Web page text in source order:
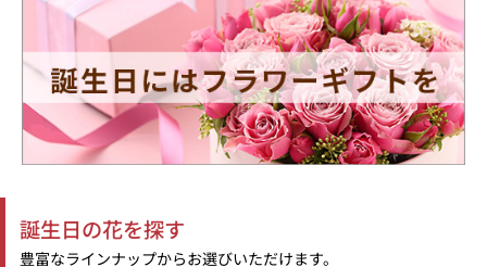
誕生日の花を探す
豊富なラインナップからお選びいただけます。